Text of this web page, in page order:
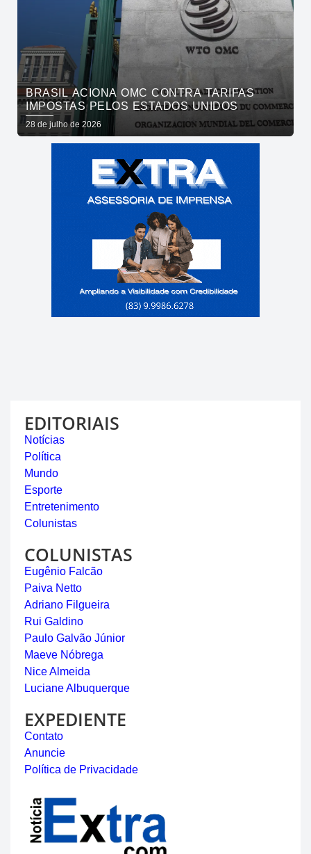
BRASIL ACIONA OMC CONTRA TARIFAS
IMPOSTAS PELOS ESTADOS UNIDOS
28 de julho de 2026
EDITORIAIS
Notícias
Política
Mundo
Esporte
Entretenimento
Colunistas
COLUNISTAS
Eugênio Falcão
Paiva Netto
Adriano Filgueira
Rui Galdino
Paulo Galvão Júnior
Maeve Nóbrega
Nice Almeida
Luciane Albuquerque
EXPEDIENTE
Contato
Anuncie
Política de Privacidade